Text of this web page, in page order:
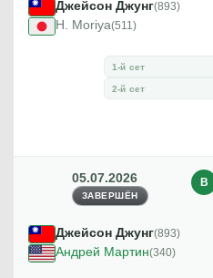
Джейсон Джунг(893)
H. Moriya(511)
1-й сет
2-й сет
05.07.2026
ЗАВЕРШЁН
В
Джейсон Джунг(893)
Андрей Мартин(340)